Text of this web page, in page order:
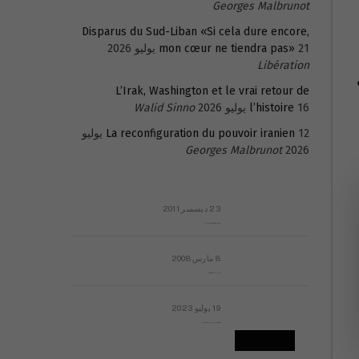
Georges Malbrunot
Disparus du Sud-Liban «Si cela dure encore,
mon cœur ne tiendra pas» 21 يوليو 2026
Libération
L’Irak, Washington et le vrai retour de
l’histoire 16 يوليو 2026
Walid Sinno
La reconfiguration du pouvoir iranien 12 يوليو
2026
Georges Malbrunot
23 ديسمبر 2011
8 مارس 2008
19 يوليو 2023